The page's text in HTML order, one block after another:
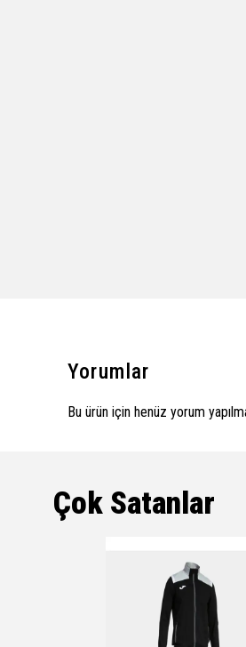
Yorumlar
Bu ürün için henüz yorum
Çok Satanlar